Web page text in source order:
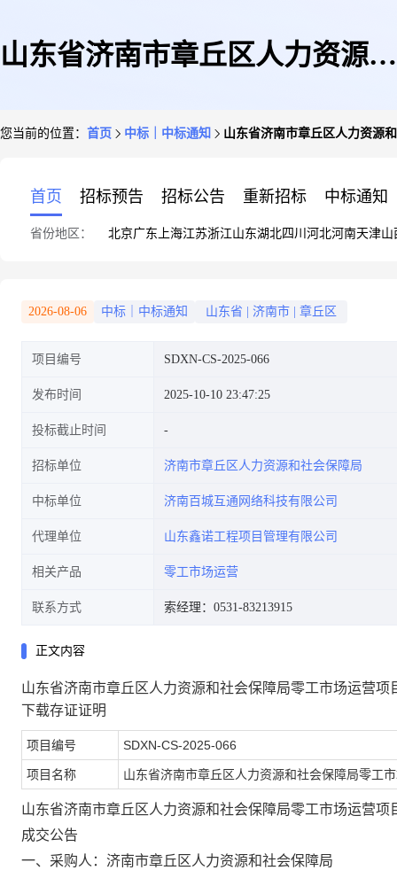
山东省济南市章丘区人力资源和
您当前的位置： 首页 中标｜中标通知 山东省济南市章丘区人力资源
首页 招标预告 招标公告 重新招标 中标通知
省份地区： 北京广东 上海江苏浙江山东湖北四川 河北河南天津山
2026-08-06 中标｜中标通知 山东省 济南市 章丘区
项目编号 SDXN-CS-2025-066
发布时间 2025-10-10 23:47:25
投标截止时间
招标单位 济南市章丘区人力资源和社会保障局
中标单位 济南百城互通网络科技有限公司
代理单位 山东鑫诺工程项目管理有限公司
相关产品 零工市场运营
联系方式 索经理：0531-83213915
正文内容
山东省济南市章丘区人力资源和社会保障局零工市场运营项
下载存证证明
项目编号 SDXN-CS-2025-066
项目名称 山东省济南市章丘区人力资源和社会保障局零工
山东省济南市章丘区人力资源和社会保障局零工市场运营项
成交公告
一、采购人：济南市章丘区人力资源和社会保障局